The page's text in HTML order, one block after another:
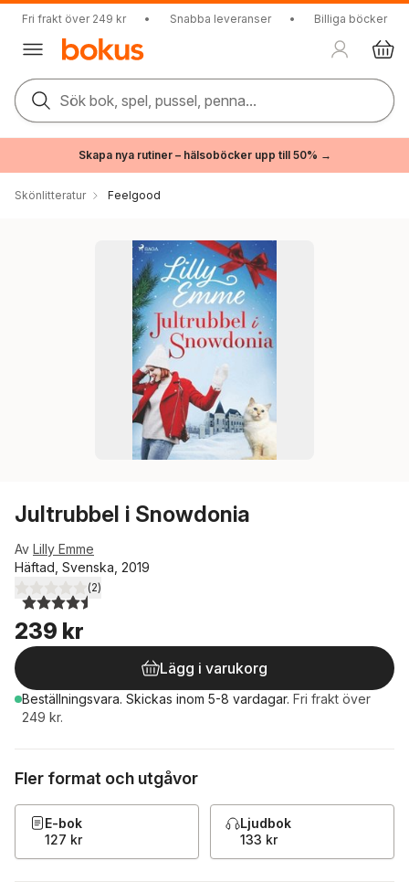
Fri frakt över 249 kr • Snabba leveranser • Billiga böcker
Sök bok, spel, pussel, penna...
Skapa nya rutiner – hälsoböcker upp till 50% →
Skönlitteratur Feelgood
Jultrubbel i Snowdonia
Av Lilly Emme
Häftad, Svenska, 2019
4,5utav 5 stjärnor. Totalt antal röster:
(2)
239 kr
Lägg i varukorg
Beställningsvara. Skickas inom 5-8 vardagar. Fri frakt över
249 kr.
Fler format och utgåvor
E-bok
127 kr
Ljudbok
133 kr